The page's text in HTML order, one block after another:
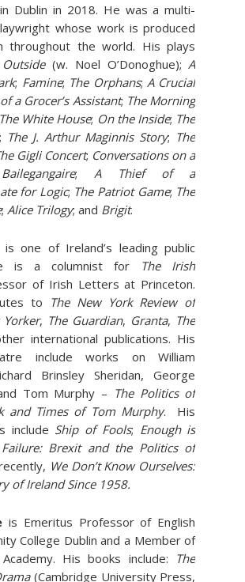
Dublin in 2018. He was a multi-
whose work is produced
throughout the world. His plays
(w. Noel O’Donoghue); A
; Famine; The Orphans; A Crucial
a Grocer’s Assistant; The Morning
The White House; On the Inside; The
The J. Arthur Maginnis Story; The
Gigli Concert; Conversations on a
Bailegangaire; A Thief of a
for Logic; The Patriot Game; The
; Alice Trilogy; and Brigit.
is one of Ireland’s leading public
is a columnist for The Irish
of Irish Letters at Princeton.
to The New York Review of
Yorker, The Guardian, Granta, The
international publications. His
include works on William
Brinsley Sheridan, George
Tom Murphy – The Politics of
and Times of Tom Murphy. His
include Ship of Fools; Enough is
Brexit and the Politics of
We Don’t Know Ourselves:
of Ireland Since 1958.
is Emeritus Professor of English
College Dublin and a Member of
His books include: The
(Cambridge University Press,